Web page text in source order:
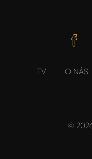
TV O NÁS
©